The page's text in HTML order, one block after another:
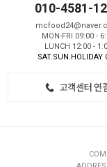
010-4581-
MON-FRI 09:00 -
LUNCH 12:00 -
SAT.SUN.HOLIDAY